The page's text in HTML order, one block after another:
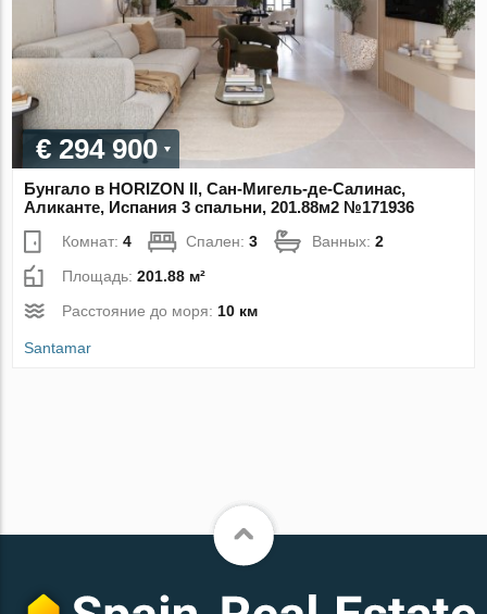
€ 294 900
Бунгало в HORIZON II, Сан-Мигель-де-Салинас,
Аликанте, Испания 3 спальни, 201.88м2 №171936
Комнат:4 Спален:3 Ванных:2
Площадь:201.88 м²
Расстояние до моря: 10 км
Santamar